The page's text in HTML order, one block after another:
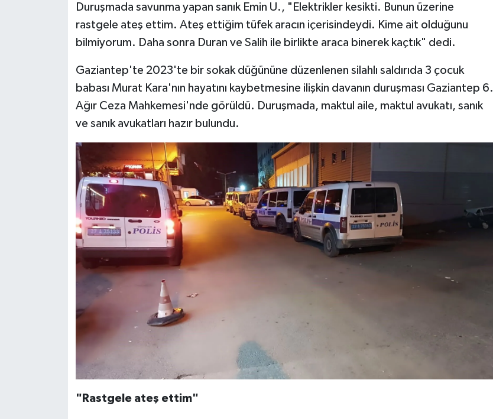
Duruşmada savunma yapan sanık Emin U., "Elektrikler kesikti. Bunun üzerine
rastgele ateş ettim. Ateş ettiğim tüfek aracın içerisindeydi. Kime ait olduğunu
bilmiyorum. Daha sonra Duran ve Salih ile birlikte araca binerek kaçtık" dedi.
Gaziantep'te 2023'te bir sokak düğününe düzenlenen silahlı saldırıda 3 çocuk
babası Murat Kara'nın hayatını kaybetmesine ilişkin davanın duruşması Gaziantep 6.
Ağır Ceza Mahkemesi'nde görüldü. Duruşmada, maktul aile, maktul avukatı, sanık
ve sanık avukatları hazır bulundu.
"Rastgele ateş ettim"